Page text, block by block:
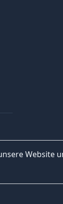
Website